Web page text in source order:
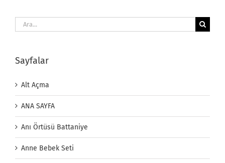
Ara:
Sayfalar
Alt Açma
ANA SAYFA
Anı Örtüsü Battaniye
Anne Bebek Seti